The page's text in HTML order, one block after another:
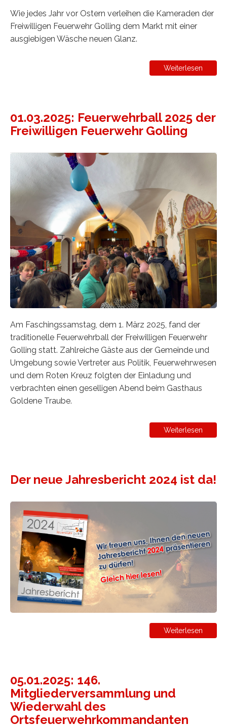
Wie jedes Jahr vor Ostern verleihen die Kameraden der
Freiwilligen Feuerwehr Golling dem Markt mit einer
ausgiebigen Wäsche neuen Glanz.
Weiterlesen
01.03.2025: Feuerwehrball 2025 der
Freiwilligen Feuerwehr Golling
Am Faschingssamstag, dem 1. März 2025, fand der
traditionelle Feuerwehrball der Freiwilligen Feuerwehr
Golling statt. Zahlreiche Gäste aus der Gemeinde und
Umgebung sowie Vertreter aus Politik, Feuerwehrwesen
und dem Roten Kreuz folgten der Einladung und
verbrachten einen geselligen Abend beim Gasthaus
Goldene Traube.
Weiterlesen
Der neue Jahresbericht 2024 ist da!
Weiterlesen
05.01.2025: 146.
Mitgliederversammlung und
Wiederwahl des
Ortsfeuerwehrkommandanten